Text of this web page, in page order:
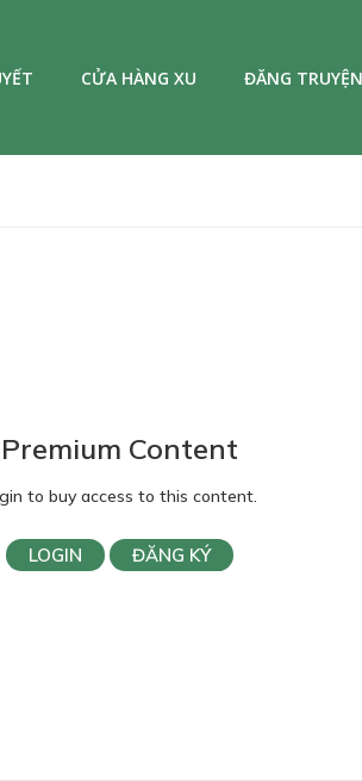
CỬA HÀNG XU ĐĂNG TRUYỆN
Premium Content
to buy access to this content.
LOGIN ĐĂNG KÝ